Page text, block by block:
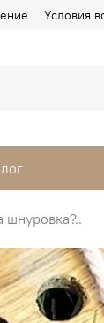
Условия
шнуровка?..